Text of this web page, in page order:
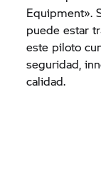
Equipment».
puede estar
este piloto
seguridad,
calidad.